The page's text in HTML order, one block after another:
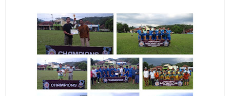
Agenda Kegiatan Bupati, Wabup dan Sekda Kuningan
Rabu 5 Agustus 2026 Masing-masing Dua Acara
Ini Lokasi Samling Kuningan Rabu 5 Agustus 2026
Rabu 5 Agustus 2026 Mobil SIM Keliling Kuningan Ada
di Sini!
Embun Pagi Rabu 5 Agustus 2026: Tidak Perlu Iri, Kita
Punya Takdir Masing-masing, Hidup yang Terlihat